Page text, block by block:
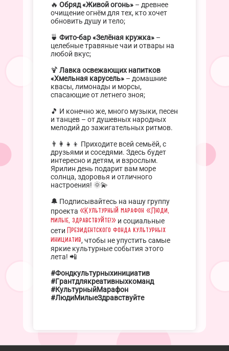
🔥 Обряд «Живой огонь»– древнее
очищение огнём для тех, кто хочет
обновить душу и тело;
🍵 Фито-бар «Зелёная кружка»–
целебные травяные чаи и отвары на
любой вкус;
🍹 Лавка освежающих напитков
«Хмельная карусель»– домашние
квасы, лимонады и морсы,
спасающие от летнего зноя;
🎵 И конечно же, много музыки, песен
и танцев – от душевных народных
мелодий до зажигательных ритмов.
👨‍👩‍👧‍👦 Приходите всей семьёй, с
друзьями и соседями. Здесь будет
интересно и детям, и взрослым.
Ярилин день подарит вам море
солнца, здоровья и отличного
настроения! 🌞💫
🔔 Подписывайтесь на нашу группу
проекта «Культурный марафон «Люди,
милые, здравствуйте!»и социальные
сети Президентского фонда культурных
инициатив, чтобы не упустить самые
яркие культурные события этого
лета! 📲
#Фондкультурныхинициатив
#Грантдлякреативныхкоманд
#КультурныйМарафон
#ЛюдиМилыеЗдравствуйте